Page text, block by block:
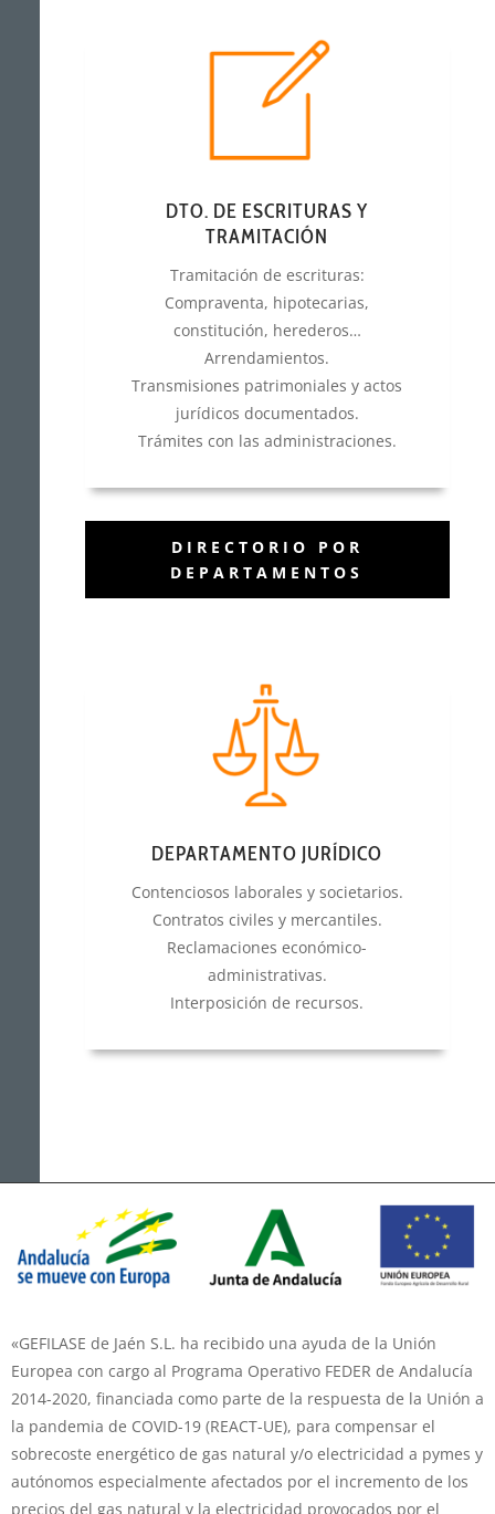
DTO. DE ESCRITURAS Y
TRAMITACIÓN
Tramitación de escrituras:
Compraventa, hipotecarias,
constitución, herederos…
Arrendamientos.
Transmisiones patrimoniales y actos
jurídicos documentados.
Trámites con las administraciones.
DIRECTORIO POR
DEPARTAMENTOS
DEPARTAMENTO JURÍDICO
Contenciosos laborales y societarios.
Contratos civiles y mercantiles.
Reclamaciones económico-
administrativas.
Interposición de recursos.
«GEFILASE de Jaén S.L. ha recibido una ayuda de la Unión
Europea con cargo al Programa Operativo FEDER de Andalucía
2014-2020, financiada como parte de la respuesta de la Unión a
la pandemia de COVID-19 (REACT-UE), para compensar el
sobrecoste energético de gas natural y/o electricidad a pymes y
autónomos especialmente afectados por el incremento de los
precios del gas natural y la electricidad provocados por el